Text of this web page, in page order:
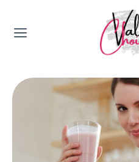
Valerie's Topics
Travel
Food
Happyness
Lifestyle, Sport